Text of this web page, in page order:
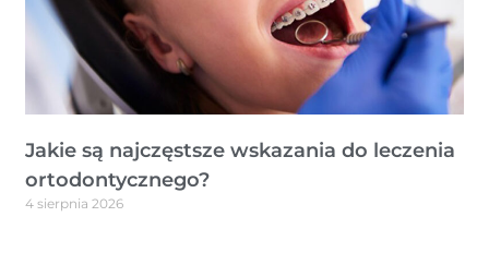
Jakie są najczęstsze wskazania do leczenia
ortodontycznego?
4 sierpnia 2026